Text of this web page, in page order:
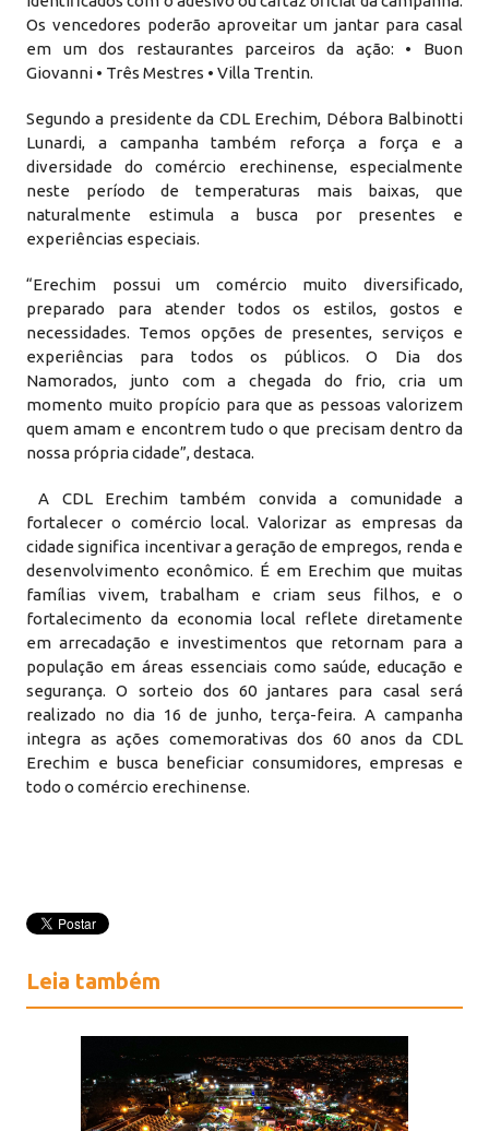
Os vencedores poderão aproveitar um jantar para casal
em um dos restaurantes parceiros da ação: • Buon
Giovanni • Três Mestres • Villa Trentin.
Segundo a presidente da CDL Erechim, Débora Balbinotti
Lunardi, a campanha também reforça a força e a
diversidade do comércio erechinense, especialmente
neste período de temperaturas mais baixas, que
naturalmente estimula a busca por presentes e
experiências especiais.
“Erechim possui um comércio muito diversificado,
preparado para atender todos os estilos, gostos e
necessidades. Temos opções de presentes, serviços e
experiências para todos os públicos. O Dia dos
Namorados, junto com a chegada do frio, cria um
momento muito propício para que as pessoas valorizem
quem amam e encontrem tudo o que precisam dentro da
nossa própria cidade”, destaca.
A CDL Erechim também convida a comunidade a
fortalecer o comércio local. Valorizar as empresas da
cidade significa incentivar a geração de empregos, renda e
desenvolvimento econômico. É em Erechim que muitas
famílias vivem, trabalham e criam seus filhos, e o
fortalecimento da economia local reflete diretamente
em arrecadação e investimentos que retornam para a
população em áreas essenciais como saúde, educação e
segurança. O sorteio dos 60 jantares para casal será
realizado no dia 16 de junho, terça-feira. A campanha
integra as ações comemorativas dos 60 anos da CDL
Erechim e busca beneficiar consumidores, empresas e
todo o comércio erechinense.
Leia também